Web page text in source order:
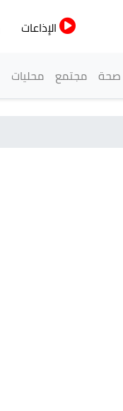
الإذاعات
صحة مجتمع محليات